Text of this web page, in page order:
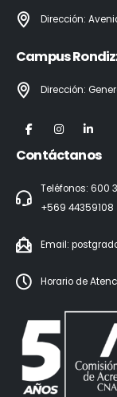
Dirección:
Campus
Dirección:
Contáctanos
Teléfonos: 600
+569 44359108
Email:
Horario de